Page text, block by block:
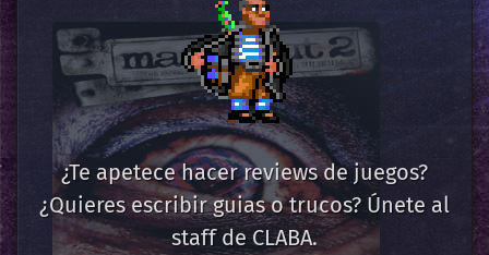
¿Te apetece hacer reviews de juegos?
¿Quieres escribir guias o trucos? Únete al
staff de CLABA.